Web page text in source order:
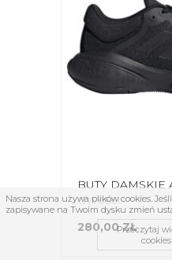
GW6661
280,00 ZŁ
Nasza strona używa plików cookies.
zapisywane na Twoim dysku zmień
Przeczytaj
cookies